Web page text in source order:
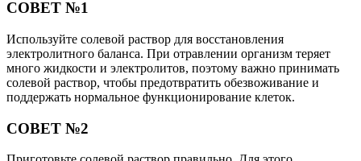
СОВЕТ №1
Используйте солевой раствор для восстановления
электролитного баланса. При отравлении организм теряет
много жидкости и электролитов, поэтому важно принимать
солевой раствор, чтобы предотвратить обезвоживание и
поддержать нормальное функционирование клеток.
СОВЕТ №2